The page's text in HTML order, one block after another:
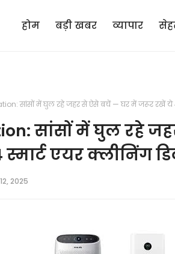
होम बड़ी खबर व्यापार
सांसों में घुल रहे जहर से ऐसे बचें — घर में जरूर रखें ये 4
सांसों में घुल रहे
एयर क्लीनिंग
2025